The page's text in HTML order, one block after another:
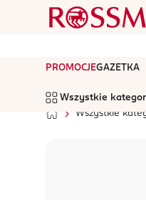
PROMOCJEGAZETKA
Wszystkie
Wszystkie